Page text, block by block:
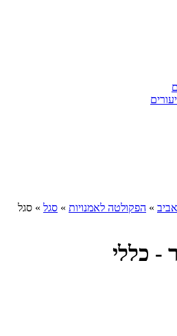
» הפקולטה לאמנויות » סגל » סגל
- כללי